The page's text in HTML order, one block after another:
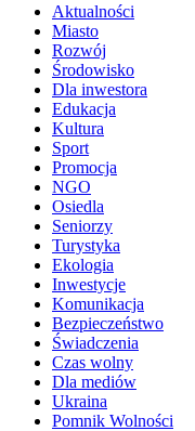
Aktualności
Miasto
Rozwój
Środowisko
Dla inwestora
Edukacja
Kultura
Sport
Promocja
NGO
Osiedla
Seniorzy
Turystyka
Ekologia
Inwestycje
Komunikacja
Bezpieczeństwo
Świadczenia
Czas wolny
Dla mediów
Ukraina
Pomnik Wolności